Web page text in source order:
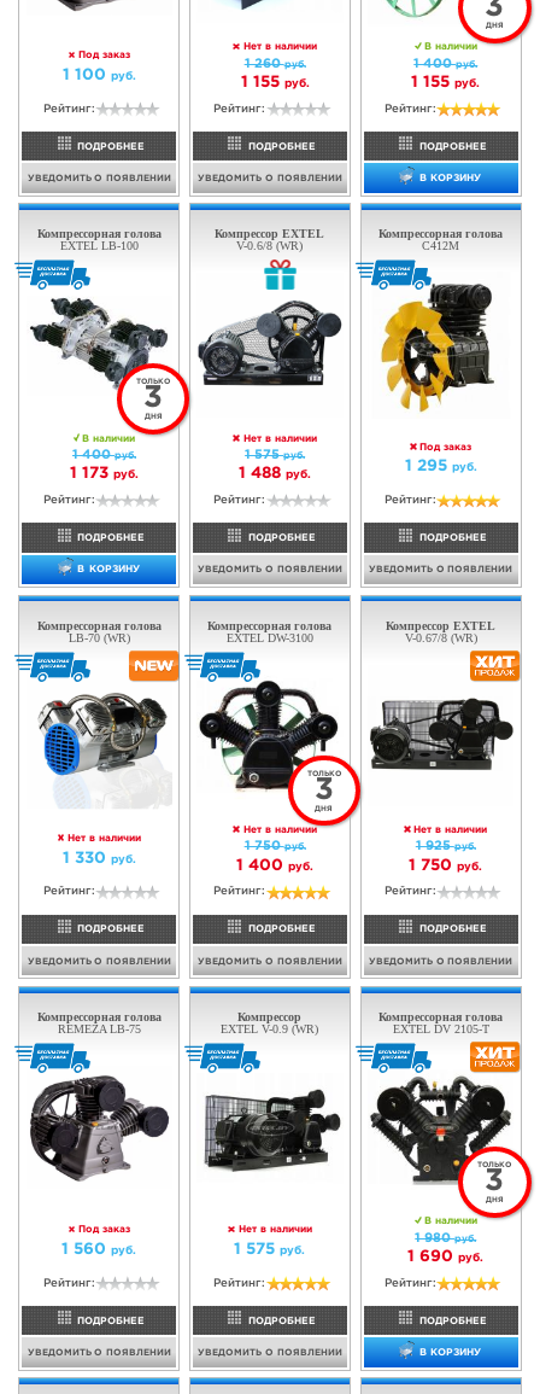
В наличии
570руб.
440
Рейтинг:
ПОДРОБНЕЕ
В КОРЗИНУ
3
В наличии
580руб.
485руб.
Рейтинг:
ПОДРОБНЕЕ
В КОРЗИНУ
Компрессорная голова
EXTEL V-0.6
ТОЛЬКО
3
ДНЯ
560
Рейтинг:
Компрессорная голова
EXTEL V-0.67
ТОЛЬКО
3
750
600руб.
Рейтинг:
Компрессорная голова ECO
AEP-40-600
Компрессорная голова
EXTEL Z-2080
ТОЛЬКО
3
ДНЯ